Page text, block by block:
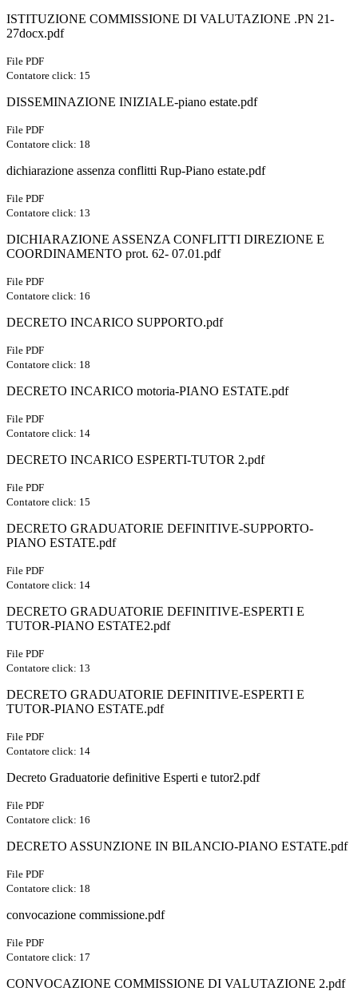
ISTITUZIONE COMMISSIONE DI VALUTAZIONE .PN 21-
27docx.pdf
File PDF
Contatore click: 15
DISSEMINAZIONE INIZIALE-piano estate.pdf
File PDF
Contatore click: 18
dichiarazione assenza conflitti Rup-Piano estate.pdf
File PDF
Contatore click: 13
DICHIARAZIONE ASSENZA CONFLITTI DIREZIONE E
COORDINAMENTO prot. 62- 07.01.pdf
File PDF
Contatore click: 16
DECRETO INCARICO SUPPORTO.pdf
File PDF
Contatore click: 18
DECRETO INCARICO motoria-PIANO ESTATE.pdf
File PDF
Contatore click: 14
DECRETO INCARICO ESPERTI-TUTOR 2.pdf
File PDF
Contatore click: 15
DECRETO GRADUATORIE DEFINITIVE-SUPPORTO-
PIANO ESTATE.pdf
File PDF
Contatore click: 14
DECRETO GRADUATORIE DEFINITIVE-ESPERTI E
TUTOR-PIANO ESTATE2.pdf
File PDF
Contatore click: 13
DECRETO GRADUATORIE DEFINITIVE-ESPERTI E
TUTOR-PIANO ESTATE.pdf
File PDF
Contatore click: 14
Decreto Graduatorie definitive Esperti e tutor2.pdf
File PDF
Contatore click: 16
DECRETO ASSUNZIONE IN BILANCIO-PIANO ESTATE.pdf
File PDF
Contatore click: 18
convocazione commissione.pdf
File PDF
Contatore click: 17
CONVOCAZIONE COMMISSIONE DI VALUTAZIONE 2.pdf